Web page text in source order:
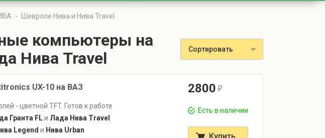
Шевроле Нива и Нива Travel
компьютеры на
Нива Travel
Сортировать
UX-10 на ВАЗ
- цветной TFT. Готов к работе
Гранта FLи Лада Нива Travel
Legend и Нива Urban
2800 r
Есть в наличии